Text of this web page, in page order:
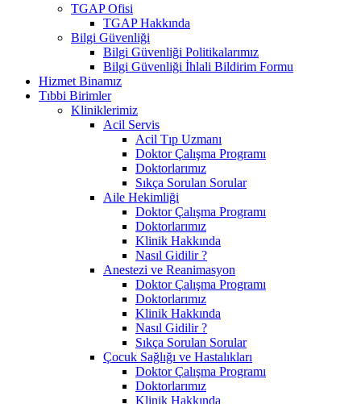
TGAP Ofisi
TGAP Hakkında
Bilgi Güvenliği
Bilgi Güvenliği Politikalarımız
Bilgi Güvenliği İhlali Bildirim Formu
Hizmet Binamız
Tıbbi Birimler
Kliniklerimiz
Acil Servis
Acil Tıp Uzmanı
Doktor Çalışma Programı
Doktorlarımız
Sıkça Sorulan Sorular
Aile Hekimliği
Doktor Çalışma Programı
Doktorlarımız
Klinik Hakkında
Nasıl Gidilir ?
Anestezi ve Reanimasyon
Doktor Çalışma Programı
Doktorlarımız
Klinik Hakkında
Nasıl Gidilir ?
Sıkça Sorulan Sorular
Çocuk Sağlığı ve Hastalıkları
Doktor Çalışma Programı
Doktorlarımız
Klinik Hakkında